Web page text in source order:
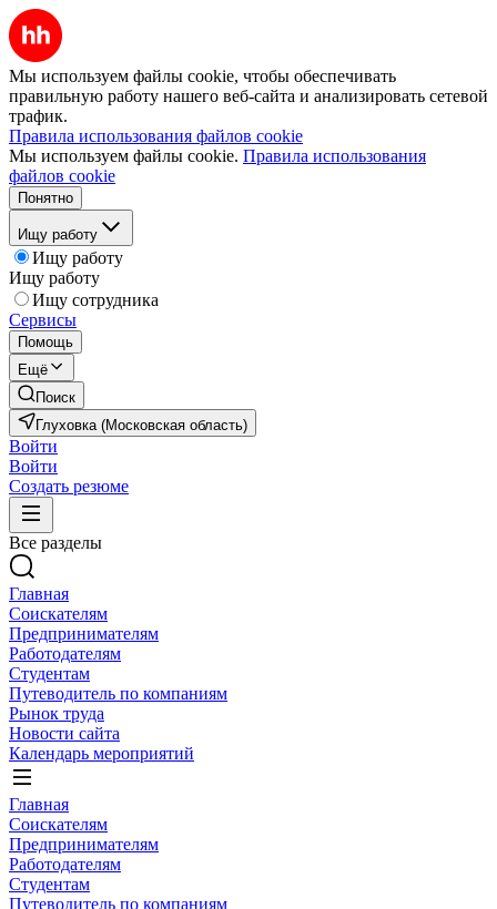
Мы используем файлы cookie, чтобы обеспечивать
правильную работу нашего веб-сайта и анализировать сетевой
трафик.
Правила использования файлов cookie
Мы используем файлы cookie. Правила использования
файлов cookie
Понятно
Ищу работу
Ищу работу
Ищу работу
Ищу сотрудника
Сервисы
Помощь
Ещё
Поиск
Глуховка (Московская область)
Войти
Войти
Создать резюме
Все разделы
Главная
Соискателям
Предпринимателям
Работодателям
Студентам
Путеводитель по компаниям
Рынок труда
Новости сайта
Календарь мероприятий
Главная
Соискателям
Предпринимателям
Работодателям
Студентам
Путеводитель по компаниям